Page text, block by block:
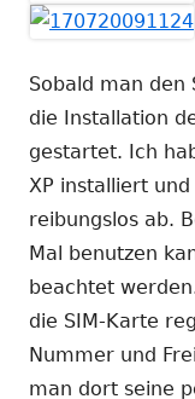
Sobald man den
die Installation
gestartet. Ich
XP installiert
reibungslos ab.
Mal benutzen
beachtet
die SIM-Karte
Nummer und
man dort seine